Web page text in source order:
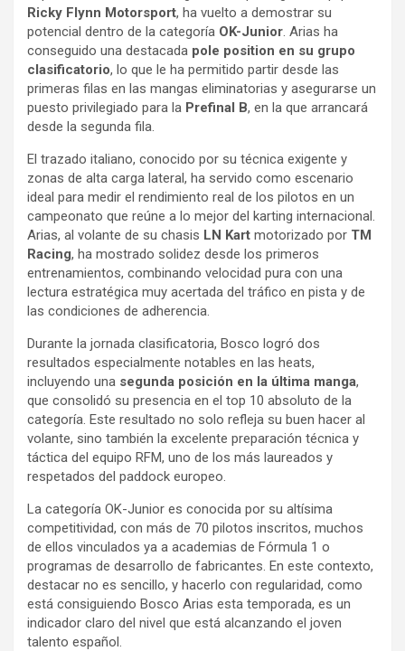
Ricky Flynn Motorsport, ha vuelto a demostrar su
potencial dentro de la categoría OK-Junior. Arias ha
conseguido una destacada pole position en su grupo
clasificatorio, lo que le ha permitido partir desde las
primeras filas en las mangas eliminatorias y asegurarse un
puesto privilegiado para la Prefinal B, en la que arrancará
desde la segunda fila.
El trazado italiano, conocido por su técnica exigente y
zonas de alta carga lateral, ha servido como escenario
ideal para medir el rendimiento real de los pilotos en un
campeonato que reúne a lo mejor del karting internacional.
Arias, al volante de su chasis LN Kart motorizado por TM
Racing, ha mostrado solidez desde los primeros
entrenamientos, combinando velocidad pura con una
lectura estratégica muy acertada del tráfico en pista y de
las condiciones de adherencia.
Durante la jornada clasificatoria, Bosco logró dos
resultados especialmente notables en las heats,
incluyendo una segunda posición en la última manga,
que consolidó su presencia en el top 10 absoluto de la
categoría. Este resultado no solo refleja su buen hacer al
volante, sino también la excelente preparación técnica y
táctica del equipo RFM, uno de los más laureados y
respetados del paddock europeo.
La categoría OK-Junior es conocida por su altísima
competitividad, con más de 70 pilotos inscritos, muchos
de ellos vinculados ya a academias de Fórmula 1 o
programas de desarrollo de fabricantes. En este contexto,
destacar no es sencillo, y hacerlo con regularidad, como
está consiguiendo Bosco Arias esta temporada, es un
indicador claro del nivel que está alcanzando el joven
talento español.